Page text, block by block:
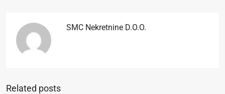
SMC Nekretnine D.o.o.
Related posts